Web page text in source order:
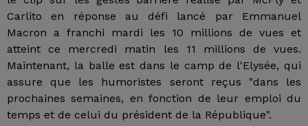
Carlito en réponse au défi lancé par Emmanuel
Macron a franchi mardi les 10 millions de vues et
atteint ce mercredi matin les 11 millions de vues.
Maintenant, la balle est dans le camp de l'Elysée, qui
assure que les humoristes seront reçus "dans les
prochaines semaines, en fonction de leur emploi du
temps et de celui du président de la République".